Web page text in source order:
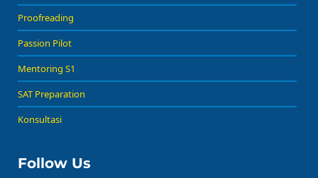
Proofreading
Passion Pilot
Mentoring S1
SAT Preparation
Konsultasi
Follow Us